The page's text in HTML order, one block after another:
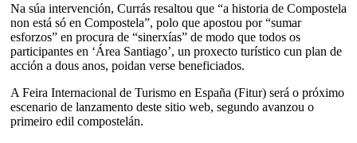
Na súa intervención, Currás resaltou que “a historia de Compostela
non está só en Compostela”, polo que apostou por “sumar
esforzos” en procura de “sinerxías” de modo que todos os
participantes en ‘Área Santiago’, un proxecto turístico cun plan de
acción a dous anos, poidan verse beneficiados.
A Feira Internacional de Turismo en España (Fitur) será o próximo
escenario de lanzamento deste sitio web, segundo avanzou o
primeiro edil compostelán.